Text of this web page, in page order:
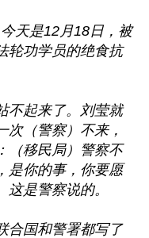
天是12月18日，被
轮功学员的绝食抗
不起来了。刘莹就
次（警察）不来，
（移民局）警察不
是你的事，你要愿
是警察说的。
合国和警署都写了